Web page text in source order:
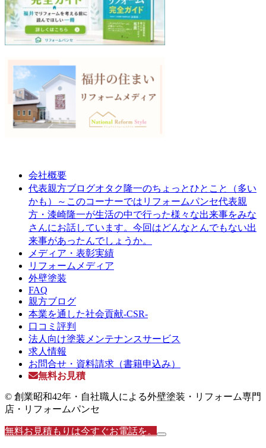
会社概要
代表親方ブログオタク隆一のちょっとひとこと（多い
かも）～このコーナーではリフォームパンセ代表親
方・漆崎隆一が生活の中で行った様々な出来事をみな
さんにお話しています。今回はどんなとんでもない出
来事があったんでしょうか。
メディア・表彰実績
リフォームメディア
外壁塗装
FAQ
親方ブログ
本業を通した社会貢献-CSR-
口コミ評判
法人向け塗装メンテナンスサービス
求人情報
お問合せ・資料請求（書籍申込み）
無料お見積
© 創業昭和42年・自社職人による外壁塗装・リフォーム専門
店・リフォームパンセ
無料お見積もりは今すぐお電話を。